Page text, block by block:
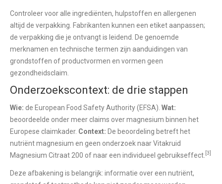
Controleer voor alle ingrediënten, hulpstoffen en allergenen
altijd de verpakking. Fabrikanten kunnen een etiket aanpassen;
de verpakking die je ontvangt is leidend. De genoemde
merknamen en technische termen zijn aanduidingen van
grondstoffen of productvormen en vormen geen
gezondheidsclaim.
Onderzoekscontext: de drie stappen
Wie: de European Food Safety Authority (EFSA). Wat:
beoordeelde onder meer claims over magnesium binnen het
Europese claimkader. Context: De beoordeling betreft het
nutriënt magnesium en geen onderzoek naar Vitakruid
Magnesium Citraat 200 of naar een individueel gebruikseffect. [3]
Deze afbakening is belangrijk: informatie over een nutriënt,